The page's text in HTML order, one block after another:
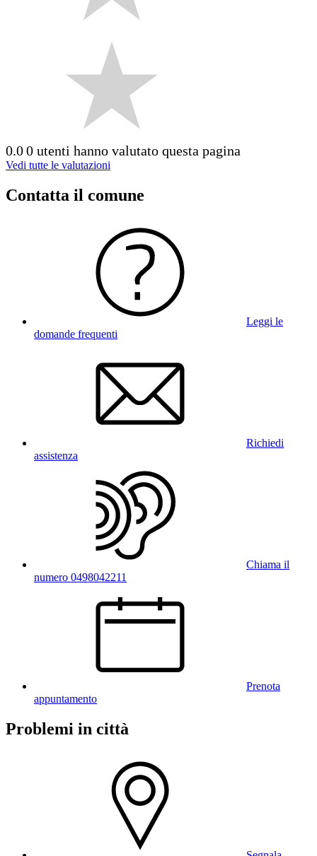
0.00 utenti hanno valutato questa pagina
Vedi tutte le valutazioni
Contatta il comune
Leggi le
domande frequenti
Richiedi
assistenza
Chiama il
numero 0498042211
Prenota
appuntamento
Problemi in città